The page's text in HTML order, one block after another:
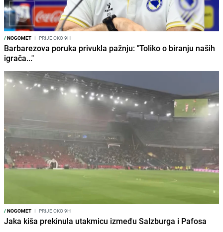
/NOGOMET I PRIJE OKO 9H
Barbarezova poruka privukla pažnju: "Toliko o biranju naših
igrača..."
/NOGOMET I PRIJE OKO 9H
Jaka kiša prekinula utakmicu između Salzburga i Pafosa